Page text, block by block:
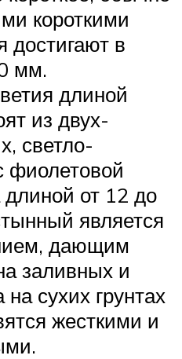
короткими
достигают в
мм.
длиной
из двух-
светло-
фиолетовой
длиной от 12 до
является
дающим
заливных и
сухих грунтах
жесткими и